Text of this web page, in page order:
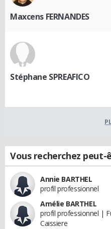
Maxcens FERNANDES
Stéphane SPREAFICO
Vous recherchez peut-
Annie BARTHEL
profil professionnel
Amélie BARTHEL
profil professionnel |
Caissiere